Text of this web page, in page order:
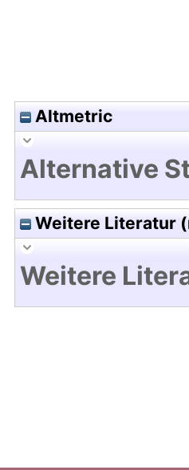
Altmetric
Alternative
Weitere Literatur
Weitere